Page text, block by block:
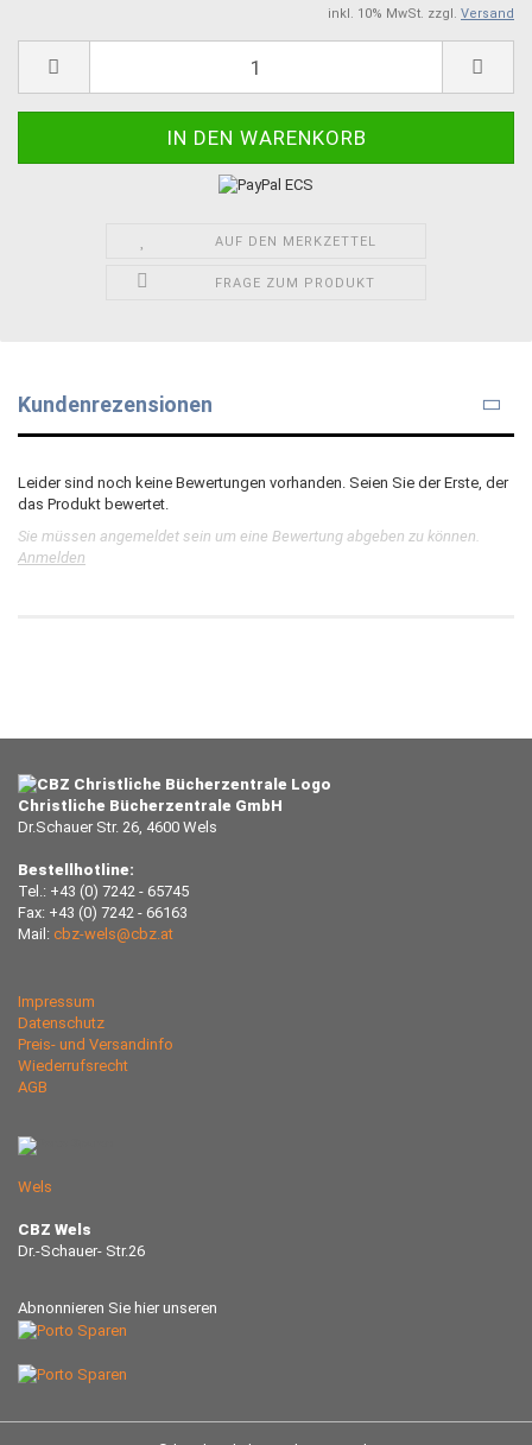
inkl. 10% MwSt. zzgl. Versand
AUF DEN MERKZETTEL
FRAGE ZUM PRODUKT
Kundenrezensionen
Leider sind noch keine Bewertungen vorhanden. Seien Sie der Erste, der
das Produkt bewertet.
Sie müssen angemeldet sein um eine Bewertung abgeben zu können.
Anmelden
Christliche Bücherzentrale GmbH
Dr.Schauer Str. 26, 4600 Wels
Bestellhotline:
Tel.: +43 (0) 7242 - 65745
Fax: +43 (0) 7242 - 66163
Mail: cbz-wels@cbz.at
Impressum
Datenschutz
Preis- und Versandinfo
Wiederrufsrecht
AGB
Wels
CBZ Wels
Dr.-Schauer- Str.26
Abnonnieren Sie hier unseren